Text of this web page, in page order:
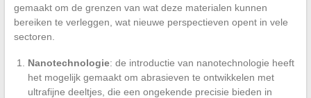
gemaakt om de grenzen van wat deze materialen kunnen
bereiken te verleggen, wat nieuwe perspectieven opent in vele
sectoren.
Nanotechnologie: de introductie van nanotechnologie heeft
het mogelijk gemaakt om abrasieven te ontwikkelen met
ultrafijne deeltjes, die een ongekende precisie bieden in